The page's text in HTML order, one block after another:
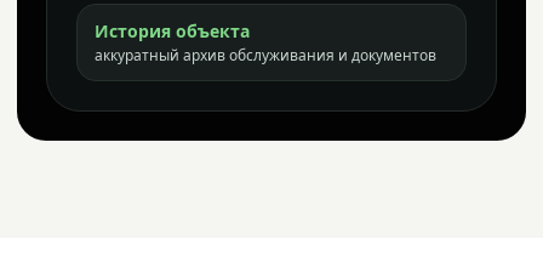
История объекта
аккуратный архив обслуживания и документов